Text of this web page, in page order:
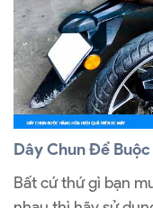
Dây Chun Để
Bất cứ thứ gì bạn